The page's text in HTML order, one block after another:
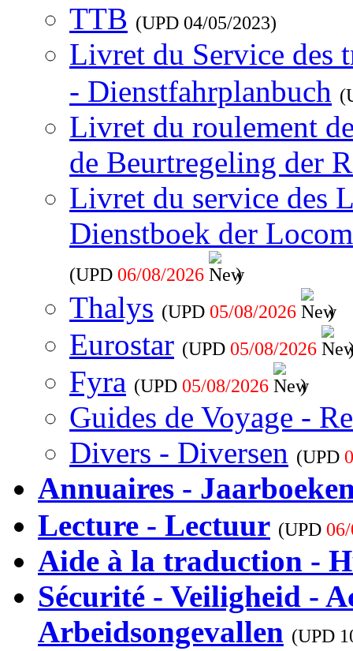
TTB (UPD 04/05/2023)
Livret du Service des
- Dienstfahrplanbuch
Livret du roulement
de Beurtregeling der
Livret du service des
Dienstboek der
(UPD 06/08/2026 )
Thalys (UPD 05/08/2026 )
Eurostar (UPD 05/08/2026
Fyra (UPD 05/08/2026 )
Guides de Voyage -
Divers - Diversen (UPD
Annuaires -
Lecture - Lectuur (UPD
Aide à la traduction -
Sécurité - Veiligheid -
Arbeidsongevallen (UPD